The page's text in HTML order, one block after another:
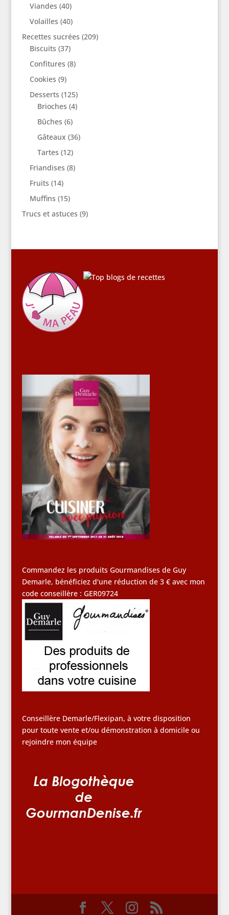
Viandes (40)
Volailles (40)
Recettes sucrées (209)
Biscuits (37)
Confitures (8)
Cookies (9)
Desserts (125)
Brioches (4)
Bûches (6)
Gâteaux (36)
Tartes (12)
Friandises (8)
Fruits (14)
Muffins (15)
Trucs et astuces (9)
Commandez les produits Gourmandises de Guy
Demarle, bénéficiez d'une réduction de 3 € avec mon
code conseillère : GER09724
Conseillère Demarle/Flexipan, à votre disposition
pour toute vente et/ou démonstration à domicile ou
rejoindre mon équipe